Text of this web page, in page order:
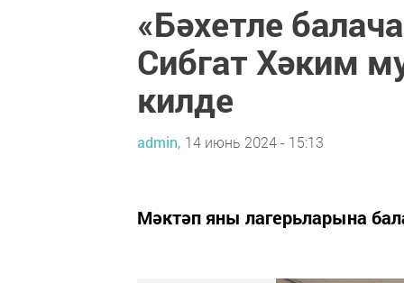
«Бәхетле
Сибгат Хәким
килде
admin, 14 июнь 2024 - 15:13
Мәктәп яны лагерьларына